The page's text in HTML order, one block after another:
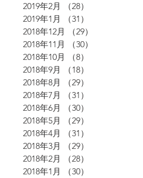
2019年2月
（28）
2019年1月
（31）
2018年12月
（29）
2018年11月
（30）
2018年10月
（8）
2018年9月
（18）
2018年8月
（29）
2018年7月
（31）
2018年6月
（30）
2018年5月
（29）
2018年4月
（31）
2018年3月
（29）
2018年2月
（28）
2018年1月
（30）